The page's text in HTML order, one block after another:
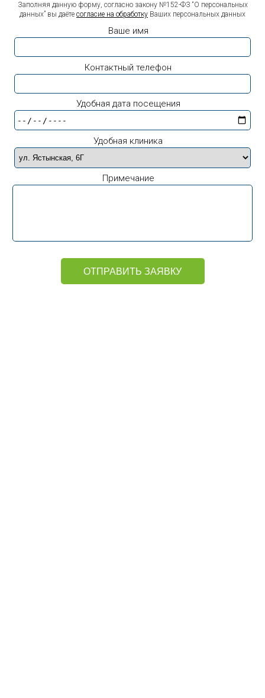
Заполняя данную форму, согласно закону №152-ФЗ “О персональных
данных” вы даёте согласие на обработку Ваших персональных данных
Ваше имя
Контактный телефон
Удобная дата посещения
Удобная клиника
Примечание
ОТПРАВИТЬ ЗАЯВКУ